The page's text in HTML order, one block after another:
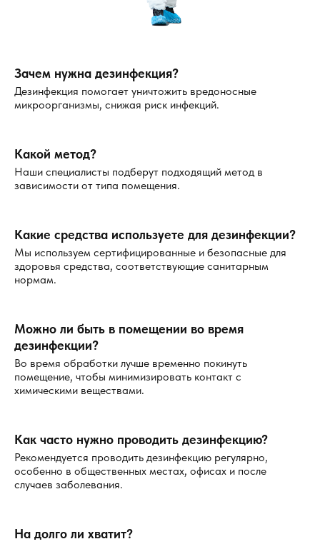
Зачем нужна дезинфекция?
Дезинфекция помогает уничтожить вредоносные
микроорганизмы, снижая риск инфекций.
Какой метод?
Наши специалисты подберут подходящий метод в
зависимости от типа помещения.
Какие средства используете для дезинфекции?
Мы используем сертифицированные и безопасные для
здоровья средства, соответствующие санитарным
нормам.
Можно ли быть в помещении во время
дезинфекции?
Во время обработки лучше временно покинуть
помещение, чтобы минимизировать контакт с
химическими веществами.
Как часто нужно проводить дезинфекцию?
Рекомендуется проводить дезинфекцию регулярно,
особенно в общественных местах, офисах и после
случаев заболевания.
На долго ли хватит?